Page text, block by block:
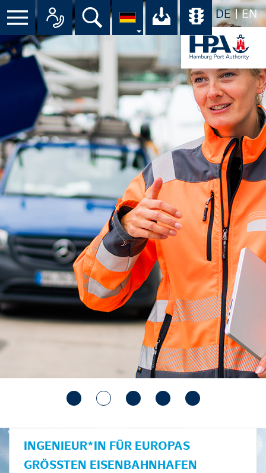
DE EN
Suche Ihr Download-
INGENIEUR*IN FÜR EUROPAS
GRÖSSTEN EISENBAHNHAFEN